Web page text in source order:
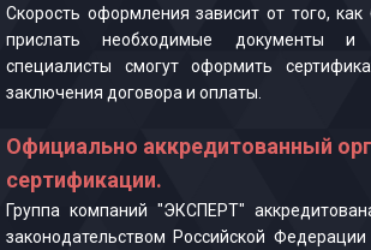
Скорость оформления зависит от того,
прислать необходимые документы и
специалисты смогут оформить
заключения договора и оплаты.
Официально аккредитованный
сертификации.
Группа компаний "ЭКСПЕРТ"
законодательством Российской